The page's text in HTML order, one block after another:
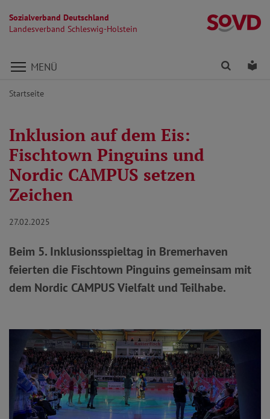
Sozialverband Deutschland
Landesverband Schleswig-Holstein
Direkt zu den Inhalten springen
MENÜ Finden
Startseite
Inklusion auf dem Eis:
Fischtown Pinguins und
Nordic CAMPUS setzen
Zeichen
27.02.2025
Beim 5. Inklusionsspieltag in Bremerhaven
feierten die Fischtown Pinguins gemeinsam mit
dem Nordic CAMPUS Vielfalt und Teilhabe.